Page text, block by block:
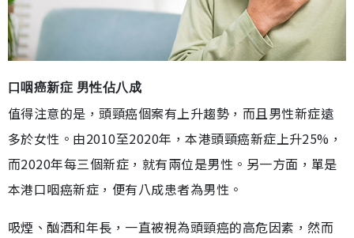
口咽癌新症 男性佔八成
值得注意的是，頭頸癌個案有上升趨勢，而且男性新症遠
多於女性。由2010至2020年，本港頭頸癌新症上升25%，
而2020年每三個新症，就有兩位是男性。另一方面，單是
本港口咽癌新症，便有八成患者為男性。
吸煙、酗酒和年長，一直被視為頭頸癌的高危因素，然而